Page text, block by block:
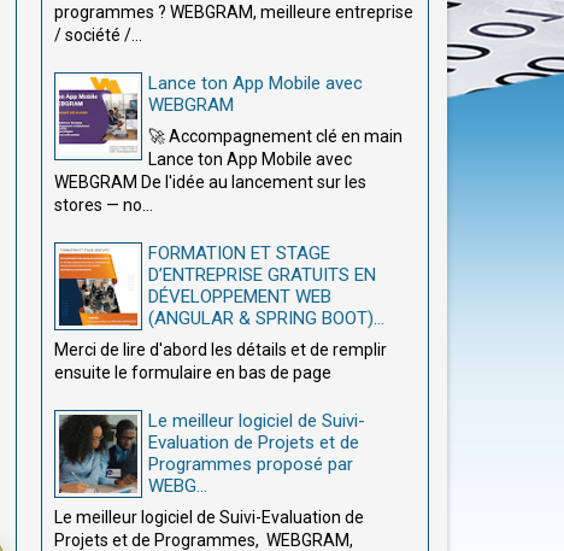
programmes ? WEBGRAM, meilleure entreprise
/ société /...
Lance ton App Mobile avec
WEBGRAM
🚀 Accompagnement clé en main
Lance ton App Mobile avec
WEBGRAM De l'idée au lancement sur les
stores — no...
FORMATION ET STAGE
D’ENTREPRISE GRATUITS EN
DÉVELOPPEMENT WEB
(ANGULAR & SPRING BOOT)...
Merci de lire d'abord les détails et de remplir
ensuite le formulaire en bas de page
Le meilleur logiciel de Suivi-
Evaluation de Projets et de
Programmes proposé par
WEBG...
Le meilleur logiciel de Suivi-Evaluation de
Projets et de Programmes, WEBGRAM,